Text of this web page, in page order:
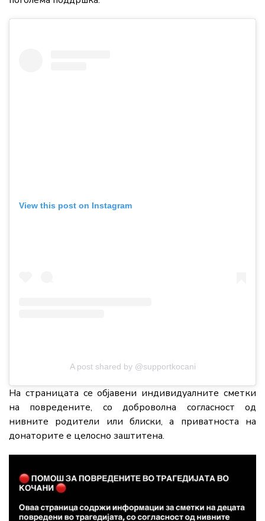
View this post on Instagram
A post shared by @supportkocani
На страницата се објавени индивидуалните сметки
на повредените, со доброволна согласност од
нивните родители или блиски, а приватноста на
донаторите е целосно заштитена.